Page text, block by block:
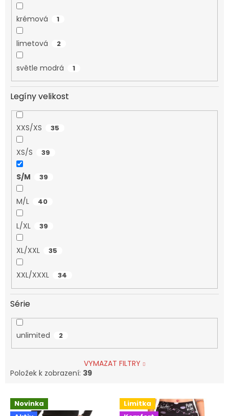
krémová 1
limetová 2
světle modrá 1
Legíny velikost
XXS/XS 35
XS/S 39
S/M 39
M/L 40
L/XL 39
XL/XXL 35
XXL/XXXL 34
Série
unlimited 2
VYMAZAT FILTRY
Položek k zobrazení: 39
V Novinka
Limitka